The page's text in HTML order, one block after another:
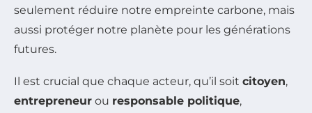
seulement réduire notre empreinte carbone, mais
aussi protéger notre planète pour les générations
futures.
Il est crucial que chaque acteur, qu’il soit citoyen,
entrepreneur ou responsable politique,